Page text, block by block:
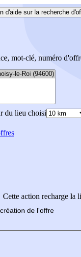
d'aide sur la recherche
mot-clé, numéro
du lieu choisi
Cette action recharge la
de l'offre